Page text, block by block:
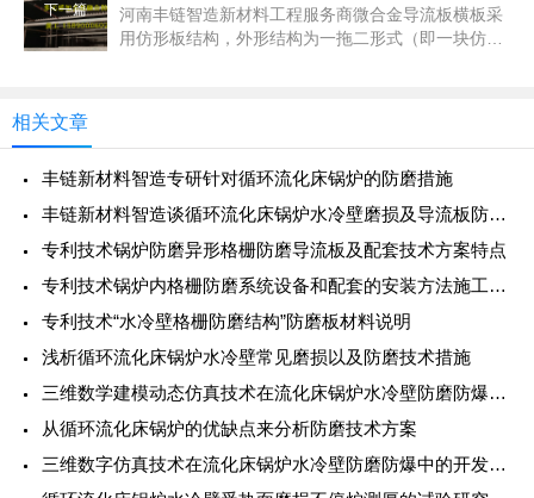
下一篇
河南丰链智造新材料工程服务商微合金导流板横板采
用仿形板结构，外形结构为一拖二形式（即一块仿形
相关文章
丰链新材料智造专研针对循环流化床锅炉的防磨措施
丰链新材料智造谈循环流化床锅炉水冷壁磨损及导流板防磨治理
专利技术锅炉防磨异形格栅防磨导流板及配套技术方案特点
专利技术锅炉内格栅防磨系统设备和配套的安装方法施工工艺
专利技术“水冷壁格栅防磨结构”防磨板材料说明
浅析循环流化床锅炉水冷壁常见磨损以及防磨技术措施
三维数学建模动态仿真技术在流化床锅炉水冷壁防磨防爆中的探索应用
从循环流化床锅炉的优缺点来分析防磨技术方案
三维数字仿真技术在流化床锅炉水冷壁防磨防爆中的开发和应用